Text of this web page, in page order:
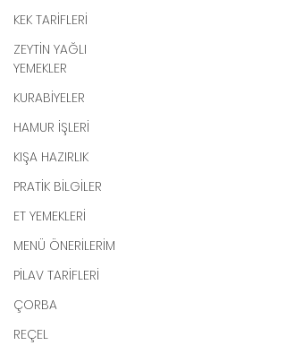
KEK TARİFLERİ
ZEYTİN YAĞLI
YEMEKLER
KURABİYELER
HAMUR İŞLERİ
KIŞA HAZIRLIK
PRATİK BİLGİLER
ET YEMEKLERİ
MENÜ ÖNERİLERİM
PİLAV TARİFLERİ
ÇORBA
REÇEL